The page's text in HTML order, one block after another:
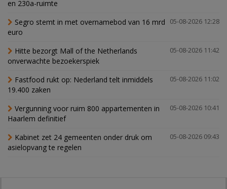
en 230a-ruimte
05-08-2026 12:28
Segro stemt in met overnamebod van 16 mrd
euro
05-08-2026 11:42
Hitte bezorgt Mall of the Netherlands
onverwachte bezoekerspiek
05-08-2026 11:02
Fastfood rukt op: Nederland telt inmiddels
19.400 zaken
05-08-2026 10:41
Vergunning voor ruim 800 appartementen in
Haarlem definitief
05-08-2026 09:43
Kabinet zet 24 gemeenten onder druk om
asielopvang te regelen